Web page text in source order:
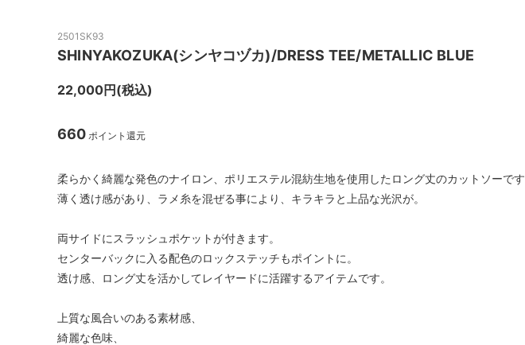
26A/W
2501SK93
SHINYAKOZUKA(シンヤコヅカ)/DRESS TEE/METALLIC BLUE
22,000円(税込)
660 ポイント還元
柔らかく綺麗な発色のナイロン、ポリエステル混紡生地を使用したロング丈のカットソーです
薄く透け感があり、ラメ糸を混ぜる事により、キラキラと上品な光沢が。
両サイドにスラッシュポケットが付きます。
センターバックに入る配色のロックステッチもポイントに。
透け感、ロング丈を活かしてレイヤードに活躍するアイテムです。
上質な風合いのある素材感、
綺麗な色味、